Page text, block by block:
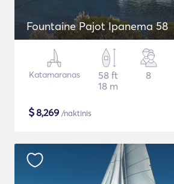
Fountaine Pajot Ipanema 58
Katamaranas
58 ft
18 m
8
$8,269 /naktinis